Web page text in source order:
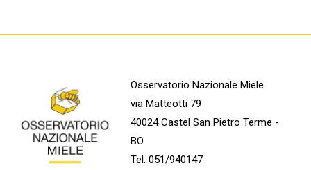
Osservatorio Nazionale Miele
via Matteotti 79
40024 Castel San Pietro Terme -
BO
Tel. 051/940147